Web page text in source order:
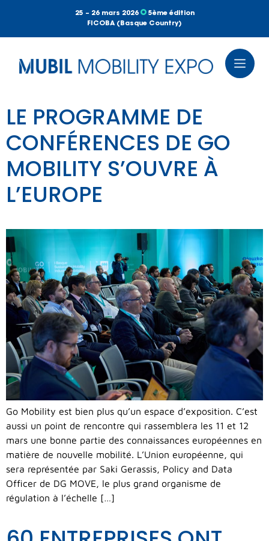
25 – 26 mars 2026
5ème édition
FICOBA (Basque Country)
LE PROGRAMME DE
CONFÉRENCES DE GO
MOBILITY S’OUVRE À
L’EUROPE
Go Mobility est bien plus qu’un espace d’exposition. C’est
aussi un point de rencontre qui rassemblera les 11 et 12
mars une bonne partie des connaissances européennes en
matière de nouvelle mobilité. L’Union européenne, qui
sera représentée par Saki Gerassis, Policy and Data
Officer de DG MOVE, le plus grand organisme de
régulation à l’échelle […]